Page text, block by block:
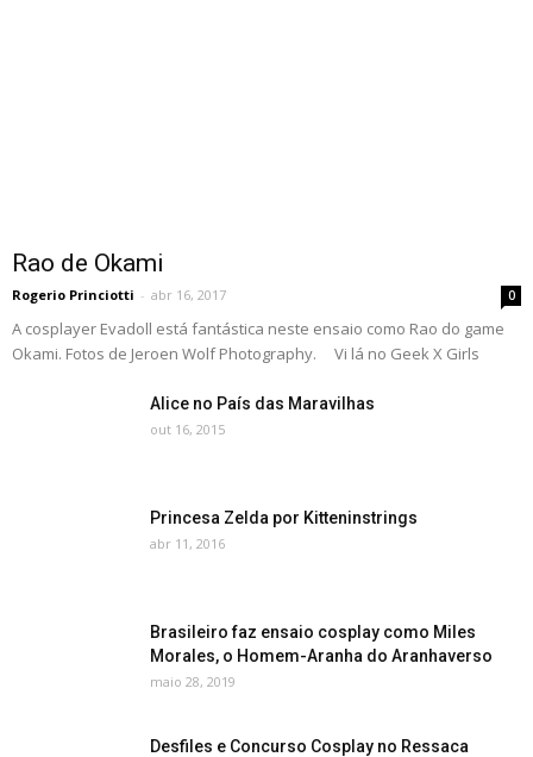
Rao de Okami
Rogerio Princiotti - abr 16, 2017 0
A cosplayer Evadoll está fantástica neste ensaio como Rao do game
Okami. Fotos de Jeroen Wolf Photography. Vi lá no Geek X Girls
Alice no País das Maravilhas
out 16, 2015
Princesa Zelda por Kitteninstrings
abr 11, 2016
Brasileiro faz ensaio cosplay como Miles
Morales, o Homem-Aranha do Aranhaverso
maio 28, 2019
Desfiles e Concurso Cosplay no Ressaca